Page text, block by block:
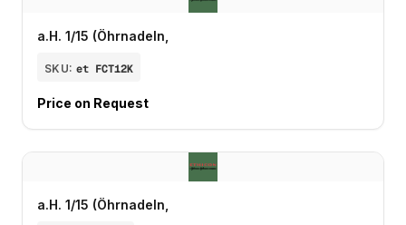
a.H. 1/15 (Öhrnadeln,
SKU: et FCT12K
Price on Request
a.H. 1/15 (Öhrnadeln,